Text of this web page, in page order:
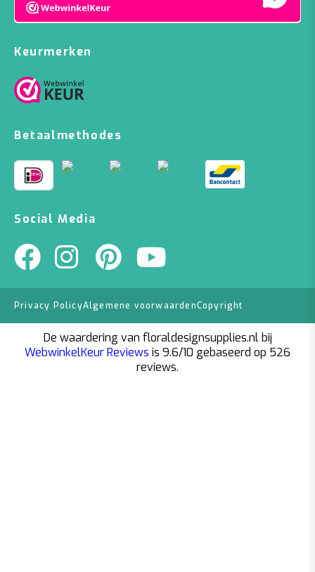
Keurmerken
Betaalmethodes
Social Media
Privacy PolicyAlgemene voorwaardenCopyright
De waardering van floraldesignsupplies.nl bij
WebwinkelKeur Reviews is 9.6/10 gebaseerd op 526
reviews.